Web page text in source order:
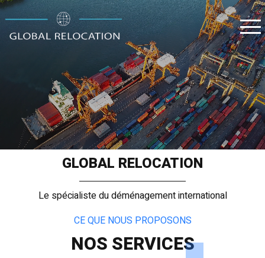
GLOBAL RELOCATION
Le spécialiste du déménagement international
CE QUE NOUS PROPOSONS
NOS SERVICES